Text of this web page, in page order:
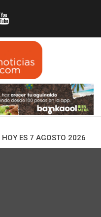
HOY ES 7 AGOSTO 2026